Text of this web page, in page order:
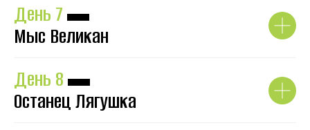
День 7▬
Мыс Великан
День 8▬
Останец Лягушка